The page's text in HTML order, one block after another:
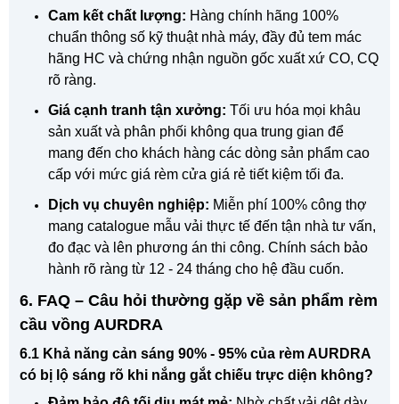
Cam kết chất lượng: Hàng chính hãng 100%
chuẩn thông số kỹ thuật nhà máy, đầy đủ tem mác
hãng HC và chứng nhận nguồn gốc xuất xứ CO, CQ
rõ ràng.
Giá cạnh tranh tận xưởng: Tối ưu hóa mọi khâu
sản xuất và phân phối không qua trung gian để
mang đến cho khách hàng các dòng sản phẩm cao
cấp với mức giá rèm cửa giá rẻ tiết kiệm tối đa.
Dịch vụ chuyên nghiệp: Miễn phí 100% công thợ
mang catalogue mẫu vải thực tế đến tận nhà tư vấn,
đo đạc và lên phương án thi công. Chính sách bảo
hành rõ ràng từ 12 - 24 tháng cho hệ đầu cuốn.
6. FAQ – Câu hỏi thường gặp về sản phẩm rèm
cầu vồng AURDRA
6.1 Khả năng cản sáng 90% - 95% của rèm AURDRA
có bị lộ sáng rõ khi nắng gắt chiếu trực diện không?